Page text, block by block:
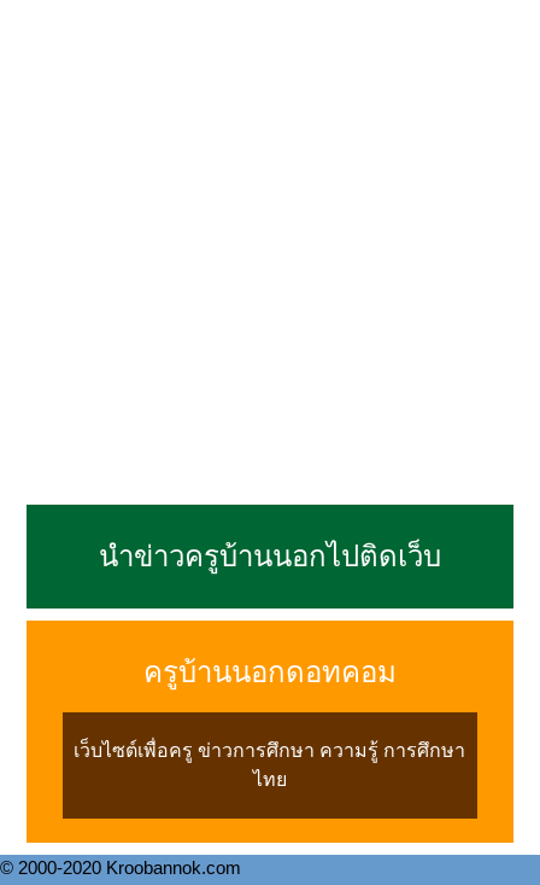
นำข่าวครูบ้านนอกไปติดเว็บ
ครูบ้านนอกดอทคอม
เว็บไซต์เพื่อครู ข่าวการศึกษา ความรู้ การศึกษา
ไทย
© 2000-2020 Kroobannok.com